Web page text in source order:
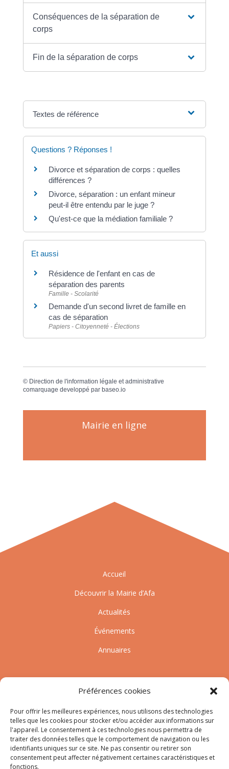
Préférences cookies
Pour offrir les meilleures expériences, nous utilisons des technologies
telles que les cookies pour stocker et/ou accéder aux informations sur
l'appareil. Le consentement à ces technologies nous permettra de
traiter des données telles que le comportement de navigation ou les
identifiants uniques sur ce site. Ne pas consentir ou retirer son
consentement peut affecter négativement certaines caractéristiques et
fonctions.
Conséquences de la séparation de
corps
Fin de la séparation de corps
Textes de référence
Questions ? Réponses !
Divorce et séparation de corps : quelles
différences ?
Divorce, séparation : un enfant mineur
peut-il être entendu par le juge ?
Qu'est-ce que la médiation familiale ?
Et aussi
Résidence de l'enfant en cas de
séparation des parents
Famille - Scolarité
Demande d'un second livret de famille en
cas de séparation
Papiers - Citoyenneté - Élections
© Direction de l'information légale et administrative
comarquage developpé par baseo.io
Mairie en ligne
Accueil
Découvrir la Mairie d’Afa
Actualités
Événements
Annuaires
Nous contacter
Tél : 04.95.10.90.00
Mail
secretariat-mairie@afa.corsica